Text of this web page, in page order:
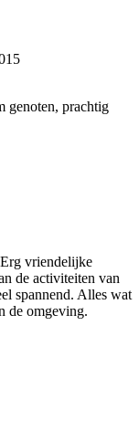
genoten, prachtig
vriendelijke
de activiteiten van
spannend. Alles wat
de omgeving.